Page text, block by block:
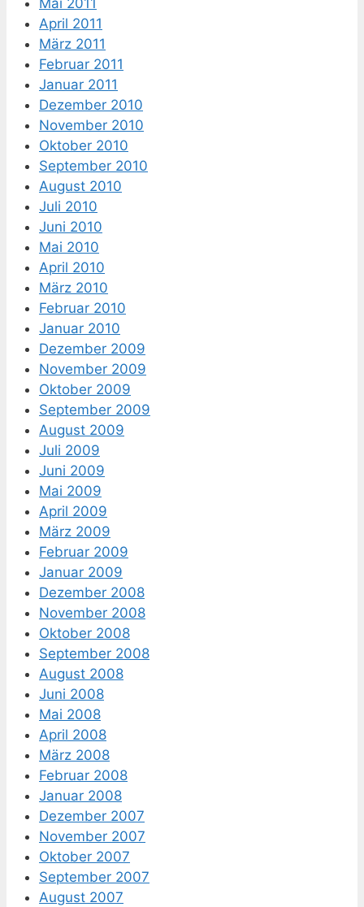
Mai 2011
April 2011
März 2011
Februar 2011
Januar 2011
Dezember 2010
November 2010
Oktober 2010
September 2010
August 2010
Juli 2010
Juni 2010
Mai 2010
April 2010
März 2010
Februar 2010
Januar 2010
Dezember 2009
November 2009
Oktober 2009
September 2009
August 2009
Juli 2009
Juni 2009
Mai 2009
April 2009
März 2009
Februar 2009
Januar 2009
Dezember 2008
November 2008
Oktober 2008
September 2008
August 2008
Juni 2008
Mai 2008
April 2008
März 2008
Februar 2008
Januar 2008
Dezember 2007
November 2007
Oktober 2007
September 2007
August 2007